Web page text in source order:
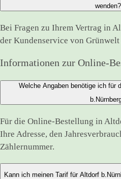
wenden?
Bei Fragen zu Ihrem Vertrag in
der Kundenservice von
Informationen zur Online-
Welche Angaben benötige ich für
Für die Online-Bestellung in
Ihre Adresse, den
Zählernummer.
Kann ich meinen Tarif für Altdorf